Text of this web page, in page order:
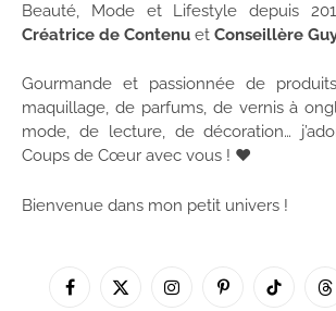
Beauté, Mode et Lifestyle depuis
Créatrice de Contenu et Conseillère
Gourmande et passionnée de
maquillage, de parfums, de vernis à
mode, de lecture, de décoration…
Coups de Cœur avec vous ! ♥
Bienvenue dans mon petit univers !
Facebook
X
InstagramPinterestTikTok